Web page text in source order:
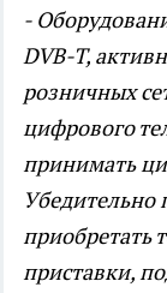
-
DVB-T,
розничных
цифрового
принимать
приобретать
приставки,